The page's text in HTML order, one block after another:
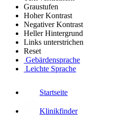
Graustufen
Hoher Kontrast
Negativer Kontrast
Heller Hintergrund
Links unterstrichen
Reset
Gebärdensprache
Leichte Sprache
Startseite
Klinikfinder